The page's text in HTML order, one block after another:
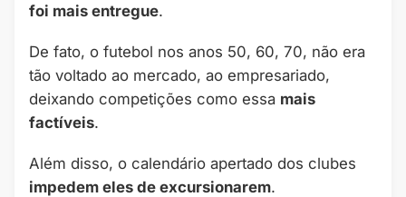
foi mais entregue.
De fato, o futebol nos anos 50, 60, 70, não era
tão voltado ao mercado, ao empresariado,
deixando competições como essa mais
factíveis.
Além disso, o calendário apertado dos clubes
impedem eles de excursionarem.